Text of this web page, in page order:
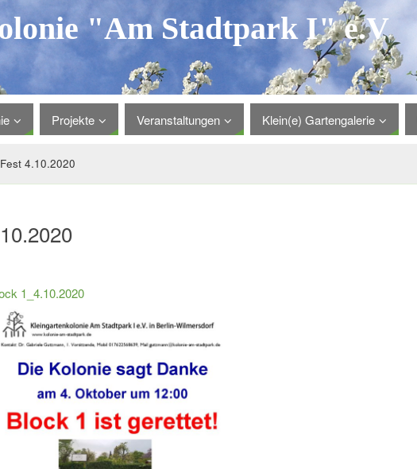
"Am Stadtpark I" e.V
Projekte Veranstaltungen Klein(e) Gartengalerie
4.10.2020
1_4.10.2020